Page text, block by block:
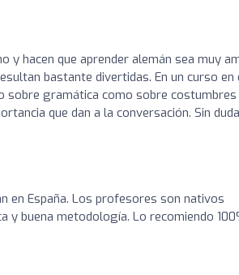
y hacen que aprender alemán sea muy
bastante divertidas. En un curso en
sobre gramática como sobre costumbres
que dan a la conversación. Sin
en España. Los profesores son nativos
y buena metodología. Lo recomiendo